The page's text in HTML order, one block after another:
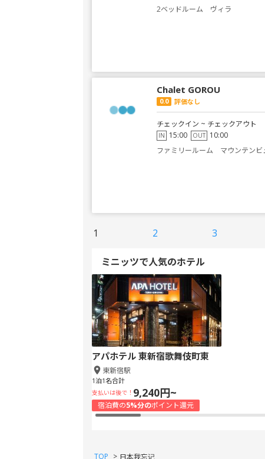
2ベッドルーム ヴィラ
Chalet GOROU
0.0 評価なし
チェックイン ~ チェックアウト
IN 15:00 OUT 10:00
ファミリールーム マウンテンビ
1 2 3
ミニッツで人気のホテル
アパホテル 東新宿歌舞伎町東
東新宿駅
1泊1名合計
支払いは後で！ 9,240円~
宿泊費の5%分のポイント還元
TOP >